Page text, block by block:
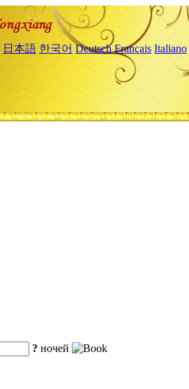
日本語 한국어 Deutsch Français Italiano
? ночей